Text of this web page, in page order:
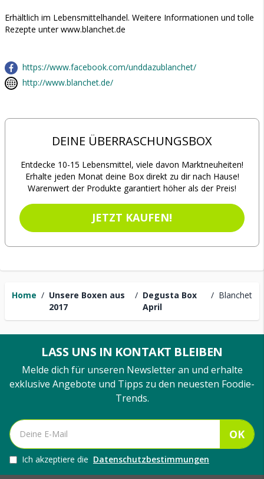
Home / Unsere Boxen aus
2017
/ Degusta Box
April
/ Blanchet
Erhältlich im Lebensmittelhandel. Weitere Informationen und tolle
Rezepte unter www.blanchet.de
https://www.facebook.com/unddazublanchet/
http://www.blanchet.de/
DEINE ÜBERRASCHUNGSBOX
Entdecke 10-15 Lebensmittel, viele davon Marktneuheiten!
Erhalte jeden Monat deine Box direkt zu dir nach Hause!
Warenwert der Produkte garantiert höher als der Preis!
JETZT KAUFEN!
LASS UNS IN KONTAKT BLEIBEN
Melde dich für unseren Newsletter an und erhalte
exklusive Angebote und Tipps zu den neuesten Foodie-
Trends.
OK
Ich akzeptiere die Datenschutzbestimmungen